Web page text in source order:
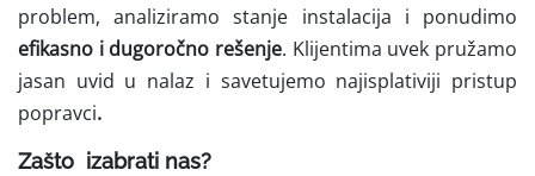
problem, analiziramo stanje instalacija i ponudimo
efikasno i dugoročno rešenje. Klijentima uvek pružamo
jasan uvid u nalaz i savetujemo najisplativiji pristup
popravci.
Zašto izabrati nas?